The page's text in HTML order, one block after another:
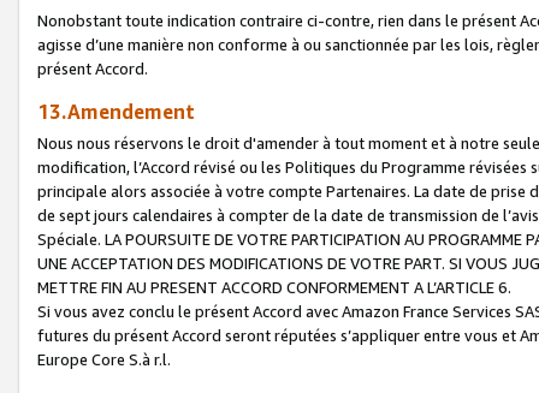
Nonobstant toute indication contraire ci-contre, rien dans le présent
agisse d’une manière non conforme à ou sanctionnée par les lois,
présent Accord.
13.Amendement
Nous nous réservons le droit d'amender à tout moment et à notre
modification, l’Accord révisé ou les Politiques du Programme
principale alors associée à votre compte Partenaires. La date de
de sept jours calendaires à compter de la date de transmission de
Spéciale. LA POURSUITE DE VOTRE PARTICIPATION AU PROGRAMME
UNE ACCEPTATION DES MODIFICATIONS DE VOTRE PART. SI VOUS
METTRE FIN AU PRESENT ACCORD CONFORMEMENT A L’ARTICLE 6.
Si vous avez conclu le présent Accord avec Amazon France Services
futures du présent Accord seront réputées s’appliquer entre vous et
Europe Core S.à r.l.